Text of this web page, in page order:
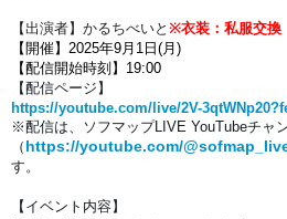
【出演者】かるちべいと ※衣装：私服交換
【開催】2025年9月1日(月)
【配信開始時刻】19:00
【配信ページ】
https://youtube.com/live/2V-
※配信は、
ソフマップLIVE YouTubeチャ
（ https://youtube.com/
す。
【イベント内容】